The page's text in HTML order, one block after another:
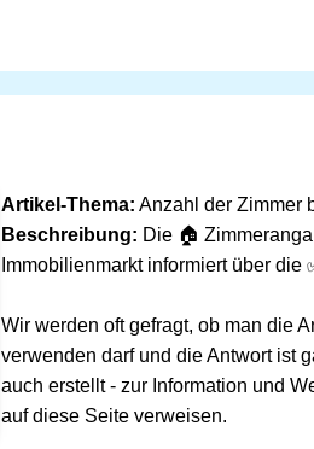
Artikel-Thema: Anzahl der Zimmer
Beschreibung: Die 🏠
Immobilienmarkt informiert über
Wir werden oft gefragt, ob man die
verwenden darf und die Antwort ist
auch erstellt - zur Information und
auf diese Seite verweisen.